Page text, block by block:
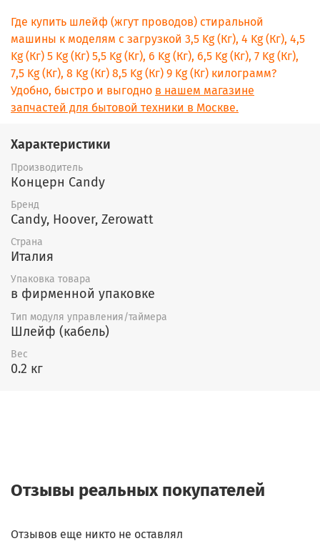
Характеристики
Производитель
Концерн Candy
Бренд
Candy, Hoover, Zerowatt
Страна
Италия
Упаковка товара
в фирменной упаковке
Тип модуля управления/таймера
Шлейф (кабель)
Вес
0.2 кг
Где купить шлейф (жгут проводов) стиральной
машины к моделям с загрузкой 3,5 Kg (Кг), 4 Kg (Кг), 4,5
Kg (Кг) 5 Kg (Кг) 5,5 Kg (Кг), 6 Kg (Кг), 6,5 Kg (Кг), 7 Kg (Кг),
7,5 Kg (Кг), 8 Kg (Кг) 8,5 Kg (Кг) 9 Kg (Кг) килограмм?
Удобно, быстро и выгодно в нашем магазине
запчастей для бытовой техники в Москве.
Отзывы реальных покупателей
Отзывов еще никто не оставлял